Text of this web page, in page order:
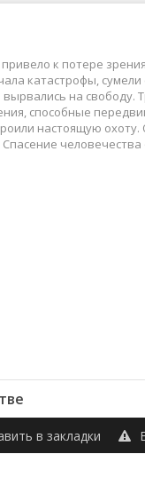
к потере
катастрофы, сумели
вырвались на свободу.
способные
настоящую
человечества
в закладки